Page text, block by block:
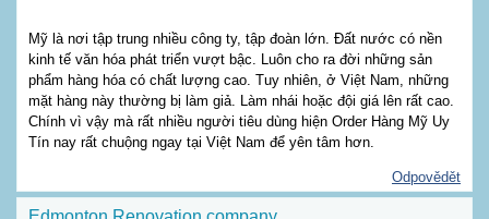
Mỹ là nơi tập trung nhiều công ty, tập đoàn lớn. Đất nước có nền
kinh tế văn hóa phát triển vượt bậc. Luôn cho ra đời những sản
phẩm hàng hóa có chất lượng cao. Tuy nhiên, ở Việt Nam, những
mặt hàng này thường bị làm giả. Làm nhái hoặc đội giá lên rất cao.
Chính vì vậy mà rất nhiều người tiêu dùng hiện Order Hàng Mỹ Uy
Tín nay rất chuộng ngay tại Việt Nam để yên tâm hơn.
Odpovědět